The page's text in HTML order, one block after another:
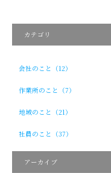
カテゴリ
会社のこと（12）
作業所のこと（7）
地域のこと（21）
社員のこと（37）
アーカイブ